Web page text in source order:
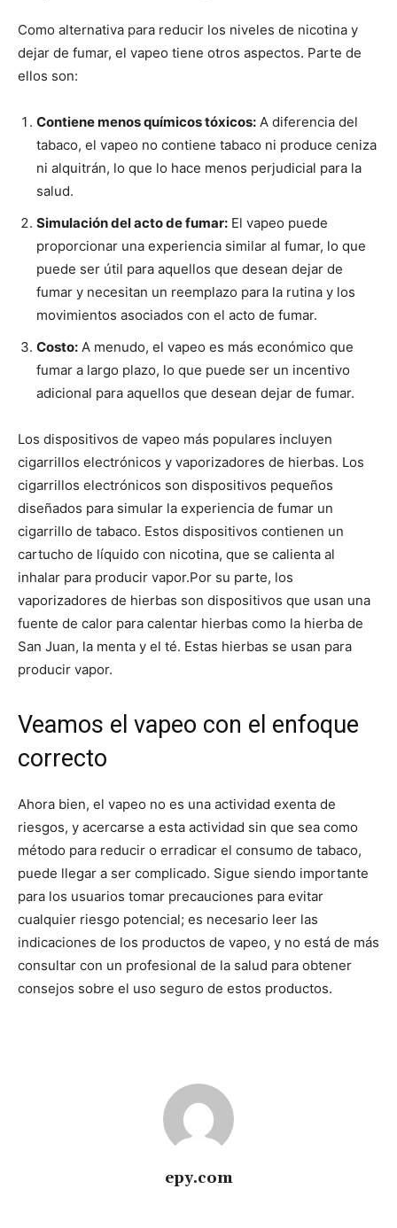
Como alternativa para reducir los niveles de nicotina y
dejar de fumar, el vapeo tiene otros aspectos. Parte de
ellos son:
Contiene menos químicos tóxicos: A diferencia del
tabaco, el vapeo no contiene tabaco ni produce ceniza
ni alquitrán, lo que lo hace menos perjudicial para la
salud.
Simulación del acto de fumar: El vapeo puede
proporcionar una experiencia similar al fumar, lo que
puede ser útil para aquellos que desean dejar de
fumar y necesitan un reemplazo para la rutina y los
movimientos asociados con el acto de fumar.
Costo: A menudo, el vapeo es más económico que
fumar a largo plazo, lo que puede ser un incentivo
adicional para aquellos que desean dejar de fumar.
Los dispositivos de vapeo más populares incluyen
cigarrillos electrónicos y vaporizadores de hierbas. Los
cigarrillos electrónicos son dispositivos pequeños
diseñados para simular la experiencia de fumar un
cigarrillo de tabaco. Estos dispositivos contienen un
cartucho de líquido con nicotina, que se calienta al
inhalar para producir vapor.Por su parte, los
vaporizadores de hierbas son dispositivos que usan una
fuente de calor para calentar hierbas como la hierba de
San Juan, la menta y el té. Estas hierbas se usan para
producir vapor.
Veamos el vapeo con el enfoque
correcto
Ahora bien, el vapeo no es una actividad exenta de
riesgos, y acercarse a esta actividad sin que sea como
método para reducir o erradicar el consumo de tabaco,
puede llegar a ser complicado. Sigue siendo importante
para los usuarios tomar precauciones para evitar
cualquier riesgo potencial; es necesario leer las
indicaciones de los productos de vapeo, y no está de más
consultar con un profesional de la salud para obtener
consejos sobre el uso seguro de estos productos.
epy.com